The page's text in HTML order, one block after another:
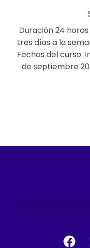
Duración 24
tres días a la
Fechas del curso:
de septiembre